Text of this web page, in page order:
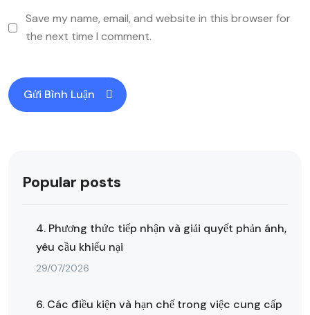
Save my name, email, and website in this browser for
the next time I comment.
Popular posts
4. Phương thức tiếp nhận và giải quyết phản ánh,
yêu cầu khiếu nại
29/07/2026
6. Các điều kiện và hạn chế trong việc cung cấp